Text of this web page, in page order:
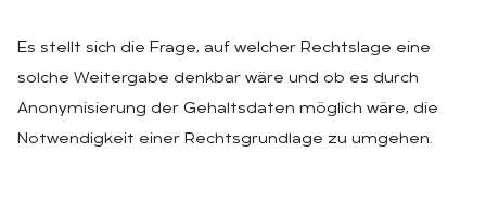
Es stellt sich die Frage, auf welcher Rechtslage eine
solche Weitergabe denkbar wäre und ob es durch
Anonymisierung der Gehaltsdaten möglich wäre, die
Notwendigkeit einer Rechtsgrundlage zu umgehen.